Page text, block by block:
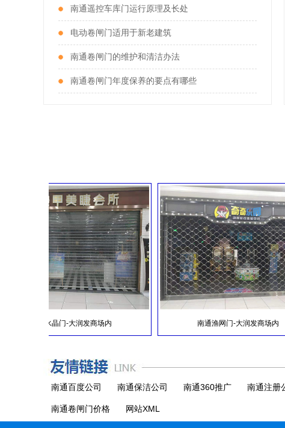
南通电动卷闸门
服务热线：139-2146-8686
南通不锈钢卷帘门
服务热线：139-2146-8686
南通遥控车库门运行原理及长处
电动卷闸门适用于新老建筑
南通卷闸门的维护和清洁办法
南通卷闸门年度保养的要点有哪些
南通水晶门-大润发商场内 南通渔网门-大润发商场内
南通百度公司 南通保洁公司 南通360推广 南通注册
南通卷闸门价格 网站XML